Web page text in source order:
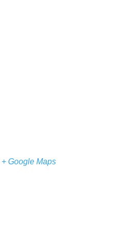
+ Google Maps